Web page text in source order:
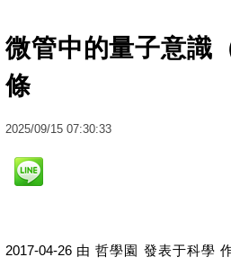
微管中的量子意識
條
2025/09/15 07:30:33
2017-04-26 由 哲學園 發表于科學